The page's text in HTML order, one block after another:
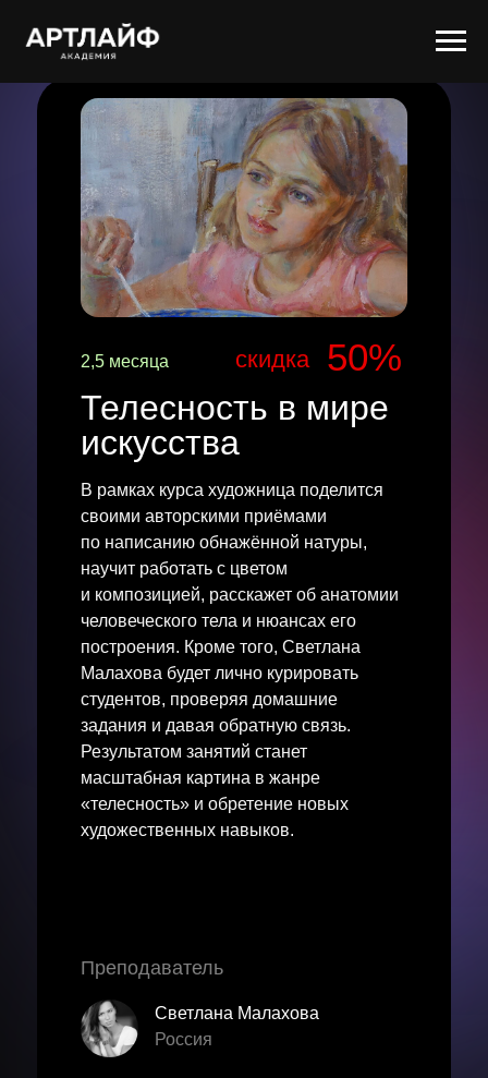
2,5 месяца
Телесность в мире
искусства
В рамках курса художница поделится
своими авторскими приёмами
по написанию обнажённой натуры,
научит работать с цветом
и композицией, расскажет об анатомии
человеческого тела и нюансах его
построения. Кроме того, Светлана
Малахова будет лично курировать
студентов, проверяя домашние
задания и давая обратную связь.
Результатом занятий станет
масштабная картина в жанре
«телесность» и обретение новых
художественных навыков.
Преподаватель
Россия
Светлана Малахова
скидка 50%